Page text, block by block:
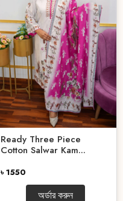
Ready Three Piece
Cotton Salwar Kam...
৳ 1550
অর্ডার করুন